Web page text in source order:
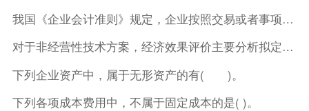
我国《企业会计准则》规定，企业按照交易或者事项的经济特征确定
对于非经营性技术方案，经济效果评价主要分析拟定方案的( )。
下列企业资产中，属于无形资产的有( )。
下列各项成本费用中，不属于固定成本的是( )。